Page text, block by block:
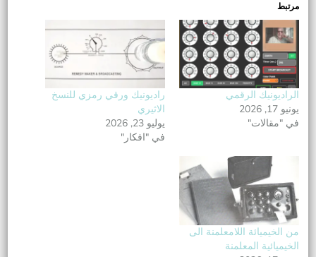
مرتبط
الراديونيك الرقمي
يونيو 17, 2026
في "مقالات"
راديونيك ورقي رمزي للنسخ
الاثيري
يوليو 23, 2026
في "افكار"
من الخيميائة اللامعلمنة الى
الخيميائية المعلمنة